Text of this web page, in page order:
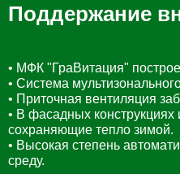
Поддержание
• МФК "ГраВитация"
• Система
• Приточная вентиляция
• В фасадных
сохраняющие тепло зимой.
• Высокая степень
среду.